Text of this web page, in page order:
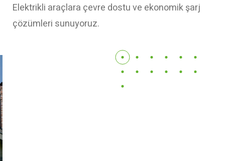
Elektrikli araçlara çevre dostu ve ekonomik şarj
çözümleri sunuyoruz.